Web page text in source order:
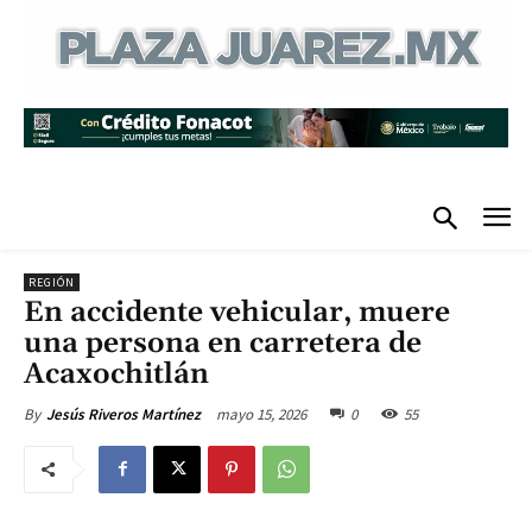
REGIÓN
En accidente vehicular, muere
una persona en carretera de
Acaxochitlán
By Jesús Riveros Martínez mayo 15, 2026 0 55